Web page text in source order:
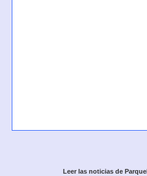
Leer las noticias de